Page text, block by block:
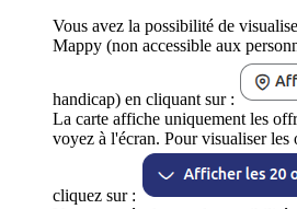
Vous avez la possibilité de
Mappy (non accessible aux
handicap) en cliquant sur :
La carte affiche uniquement les
voyez à l'écran. Pour visualiser les
cliquez sur :